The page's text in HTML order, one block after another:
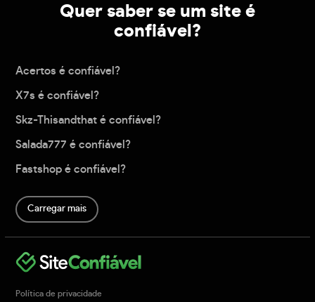
Quer saber se um site é
confiável?
Acertos é confiável?
X7s é confiável?
Skz-Thisandthat é confiável?
Salada777 é confiável?
Fastshop é confiável?
Carregar mais
Política de privacidade